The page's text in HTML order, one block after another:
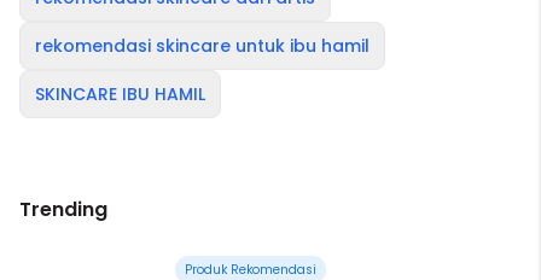
rekomendasi skincare untuk ibu hamil
SKINCARE IBU HAMIL
Trending
Produk Rekomendasi